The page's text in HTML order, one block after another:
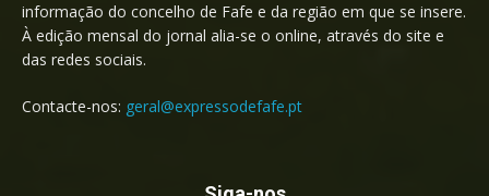
informação do concelho de Fafe e da região em que se insere.
À edição mensal do jornal alia-se o online, através do site e
das redes sociais.
Contacte-nos: geral@expressodefafe.pt